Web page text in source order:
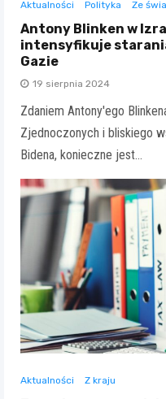
Aktualności Polityka Ze
Antony Blinken w
intensyfikuje
Gazie
19 sierpnia 2024
Zdaniem Antony'ego
Zjednoczonych i bliskiego
Bidena, konieczne jest…
Aktualności Z kraju